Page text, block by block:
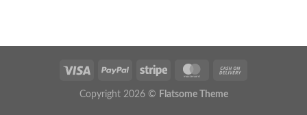
Copyright 2026 © Flatsome Theme